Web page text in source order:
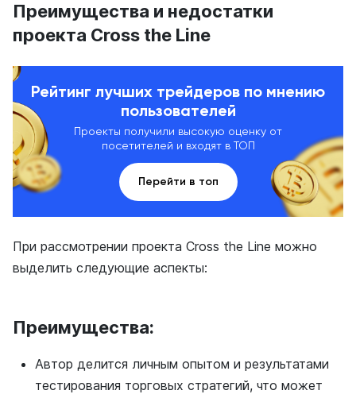
Преимущества и недостатки
проекта Cross the Line
Рейтинг лучших трейдеров по мнению
пользователей
Проекты получили высокую оценку от
посетителей и входят в ТОП
Перейти в топ
При рассмотрении проекта Cross the Line можно
выделить следующие аспекты:
Преимущества:
Автор делится личным опытом и результатами
тестирования торговых стратегий, что может